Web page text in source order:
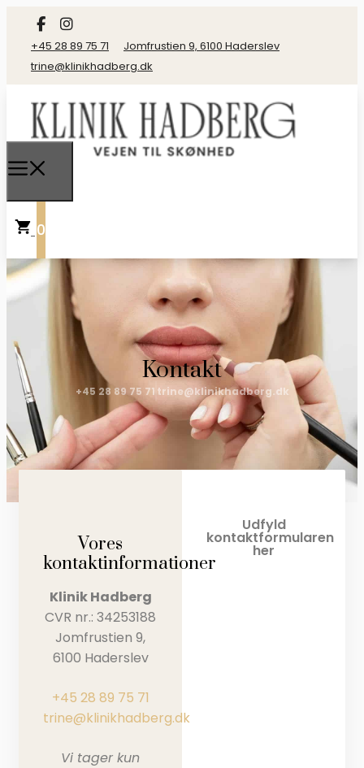
+45 28 89 75 71
Jomfrustien 9, 6100 Haderslev
trine@klinikhadberg.dk
0
Kontakt
+45 28 89 75 71 trine@klinikhadberg.dk
Vores
kontaktinformationer
Klinik Hadberg
CVR nr.: 34253188
Jomfrustien 9,
6100 Haderslev
+45 28 89 75 71
trine@klinikhadberg.dk
Vi tager kun
Udfyld
kontaktformularen
her